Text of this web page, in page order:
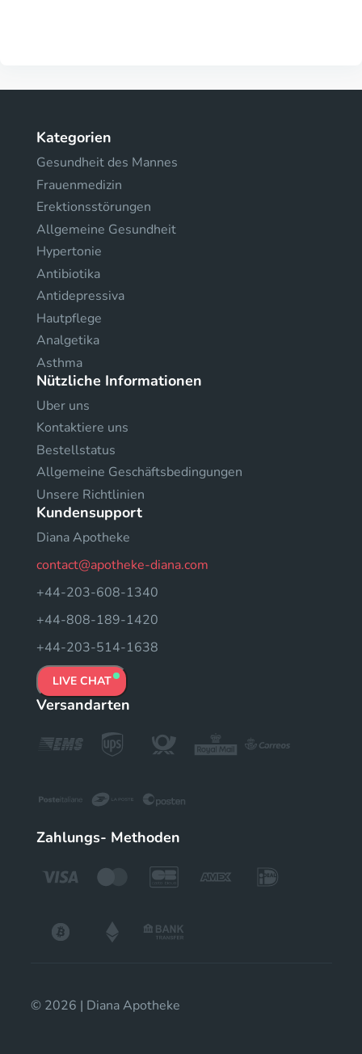
Kategorien
Gesundheit des Mannes
Frauenmedizin
Erektionsstörungen
Allgemeine Gesundheit
Hypertonie
Antibiotika
Antidepressiva
Hautpflege
Analgetika
Asthma
Nützliche Informationen
Uber uns
Kontaktiere uns
Bestellstatus
Allgemeine Geschäftsbedingungen
Unsere Richtlinien
Kundensupport
Diana Apotheke
contact@apotheke-diana.com
+44-203-608-1340
+44-808-189-1420
+44-203-514-1638
LIVE CHAT
Versandarten
Zahlungs- Methoden
© 2026 | Diana Apotheke